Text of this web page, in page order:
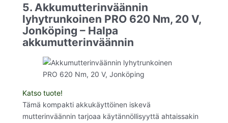
5. Akkumutterinväännin
lyhytrunkoinen PRO 620 Nm, 20 V,
Jonköping – Halpa
akkumutterinväännin
Katso tuote!
Tämä kompakti akkukäyttöinen iskevä
mutterinväännin tarjoaa käytännöllisyyttä ahtaissakin